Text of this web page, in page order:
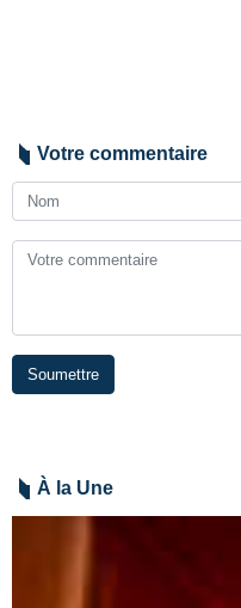
Votre commentaire
Soumettre
À la Une